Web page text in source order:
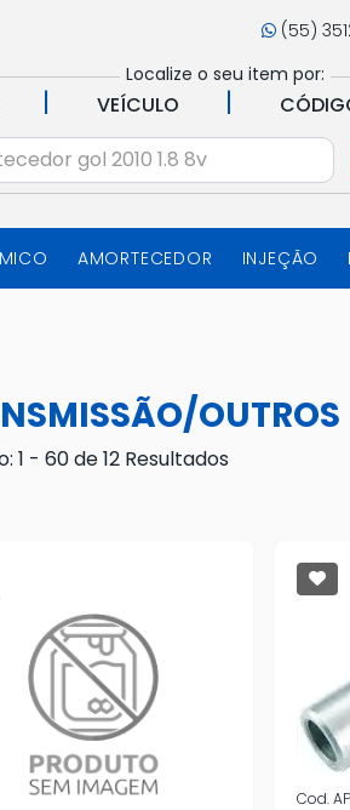
(55)
Localize o seu item por:
| VEÍCULO |
AMORTECEDOR INJEÇÃO
OUTROS
1 - 60 de 12 Resultados
Cod.